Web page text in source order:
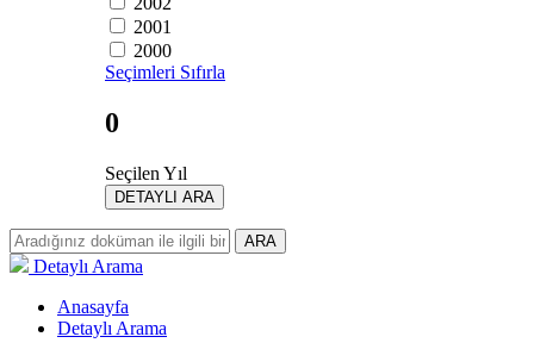
2001
2000
Seçimleri Sıfırla
0
Seçilen Yıl
DETAYLI ARA
ARA
Detaylı Arama
Anasayfa
Detaylı Arama